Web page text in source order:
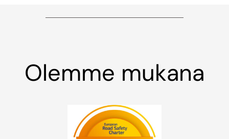
Olemme mukana